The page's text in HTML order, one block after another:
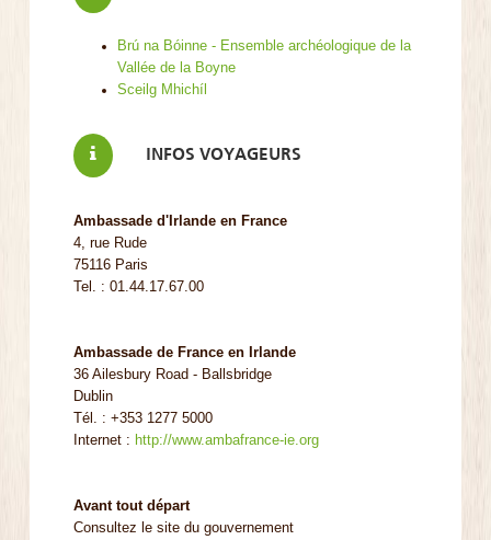
Brú na Bóinne - Ensemble archéologique de la
Vallée de la Boyne
Sceilg Mhichíl
INFOS VOYAGEURS
Ambassade d'Irlande en France
4, rue Rude
75116 Paris
Tel. : 01.44.17.67.00
Ambassade de France en Irlande
36 Ailesbury Road - Ballsbridge
Dublin
Tél. : +353 1277 5000
Internet : http://www.ambafrance-ie.org
Avant tout départ
Consultez le site du gouvernement